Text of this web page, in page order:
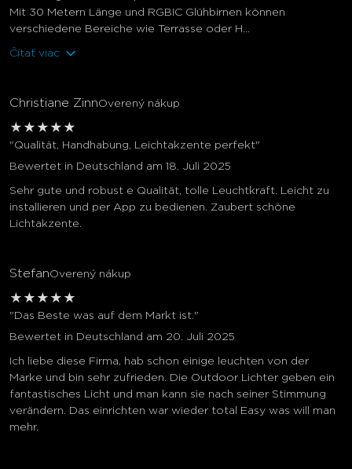
Mit 30 Metern Länge und RGBIC Glühbirnen können
verschiedene Bereiche wie Terrasse oder H...
Čítať viac
Christiane ZinnOverený nákup
★ ★ ★ ★ ★
"Qualität, Handhabung, Leichtakzente perfekt"
Bewertet in Deutschland am 18. Juli 2025
Sehr gute und robust e Qualität, tolle Leuchtkraft. Leicht zu
installieren und per App zu bedienen. Zaubert schöne
Lichtakzente.
StefanOverený nákup
★ ★ ★ ★ ★
"Das Beste was auf dem Markt ist."
Bewertet in Deutschland am 20. Juli 2025
Ich liebe diese Firma, hab schon einige leuchten von der
Marke und bin sehr zufrieden. Die Outdoor Lichter geben ein
fantastisches Licht und man kann sie nach seiner Stimmung
verändern. Das einrichten war wieder total Easy was will man
mehr.